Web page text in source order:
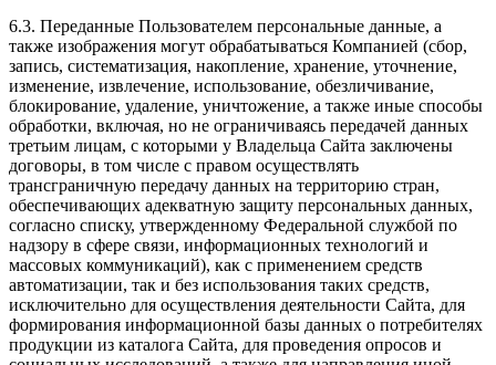
6.3. Переданные Пользователем персональные данные, а
также изображения могут обрабатываться Компанией (сбор,
запись, систематизация, накопление, хранение, уточнение,
изменение, извлечение, использование, обезличивание,
блокирование, удаление, уничтожение, а также иные способы
обработки, включая, но не ограничиваясь передачей данных
третьим лицам, с которыми у Владельца Сайта заключены
договоры, в том числе с правом осуществлять
трансграничную передачу данных на территорию стран,
обеспечивающих адекватную защиту персональных данных,
согласно списку, утвержденному Федеральной службой по
надзору в сфере связи, информационных технологий и
массовых коммуникаций), как с применением средств
автоматизации, так и без использования таких средств,
исключительно для осуществления деятельности Сайта, для
формирования информационной базы данных о потребителях
продукции из каталога Сайта, для проведения опросов и